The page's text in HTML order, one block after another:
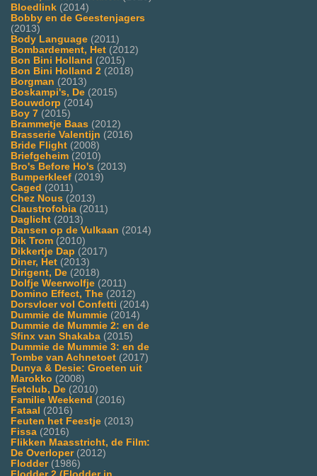
Bloedlink (2014)
Bobby en de Geestenjagers
(2013)
Body Language (2011)
Bombardement, Het (2012)
Bon Bini Holland (2015)
Bon Bini Holland 2 (2018)
Borgman (2013)
Boskampi's, De (2015)
Bouwdorp (2014)
Boy 7 (2015)
Brammetje Baas (2012)
Brasserie Valentijn (2016)
Bride Flight (2008)
Briefgeheim (2010)
Bro's Before Ho's (2013)
Bumperkleef (2019)
Caged (2011)
Chez Nous (2013)
Claustrofobia (2011)
Daglicht (2013)
Dansen op de Vulkaan (2014)
Dik Trom (2010)
Dikkertje Dap (2017)
Diner, Het (2013)
Dirigent, De (2018)
Dolfje Weerwolfje (2011)
Domino Effect, The (2012)
Dorsvloer vol Confetti (2014)
Dummie de Mummie (2014)
Dummie de Mummie 2: en de
Sfinx van Shakaba (2015)
Dummie de Mummie 3: en de
Tombe van Achnetoet (2017)
Dunya & Desie: Groeten uit
Marokko (2008)
Eetclub, De (2010)
Familie Weekend (2016)
Fataal (2016)
Feuten het Feestje (2013)
Fissa (2016)
Flikken Maasstricht, de Film:
De Overloper(2012)
Flodder(1986)